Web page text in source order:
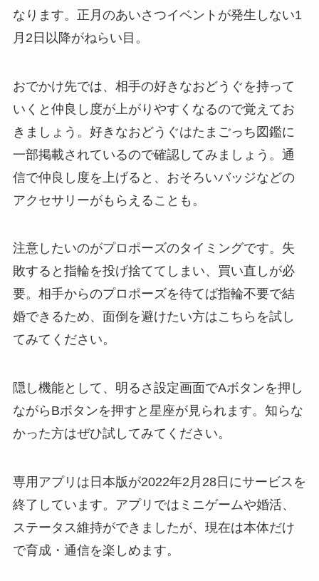
なります。正月のあいさつイベントが発生しない1
月2日以降がねらい目。
おでかけ先では、相手の好きなおどうぐを持って
いくと仲良し度が上がりやすくなるので覚えてお
きましょう。好きなおどうぐはたまごっち図鑑に
一部掲載されているので確認してみましょう。通
信で仲良し度を上げると、おそろいバッジなどの
アクセサリーがもらえることも。
注意したいのがプロポーズのタイミングです。失
敗すると指輪を投げ捨ててしまい、買い直しが必
要。相手からのプロポーズを待てば指輪不要で結
婚できるため、面倒を避けたい方はこちらを試し
てみてください。
隠し機能として、明るさ設定画面でAボタンを押し
ながらBボタンを押すと星座が見られます。知らな
かった方はぜひ試してみてください。
専用アプリは日本版が2022年2月28日にサービスを
終了しています。アプリではミニゲームや婚活、
ステータス維持ができましたが、現在は本体だけ
で育成・通信を楽しめます。